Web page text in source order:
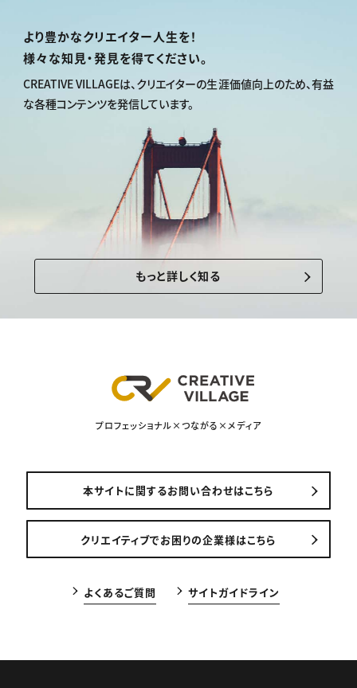
より豊かなクリエイター人生を！
様々な知見・発見を得てください。
CREATIVE VILLAGEは、クリエイターの生涯価値向上のため、有益
な各種コンテンツを発信しています。
もっと詳しく知る
プロフェッショナル×つながる×メディア
本サイトに関するお問い合わせはこちら
クリエイティブでお困りの企業様はこちら
よくあるご質問 サイトガイドライン